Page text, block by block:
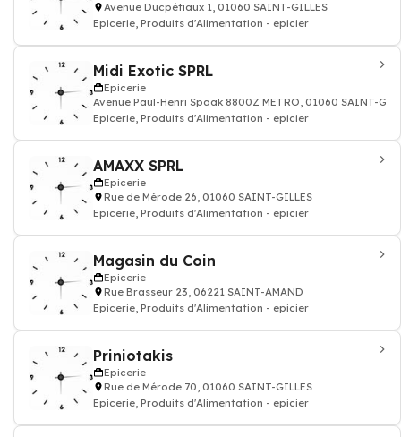
Avenue Ducpétiaux 1, 01060 SAINT-GILLES
Epicerie, Produits d'Alimentation - epicier
Midi Exotic SPRL
Epicerie
Avenue Paul-Henri Spaak 8800Z METRO, 01060 SAINT-
Epicerie, Produits d'Alimentation - epicier
AMAXX SPRL
Epicerie
Rue de Mérode 26, 01060 SAINT-GILLES
Epicerie, Produits d'Alimentation - epicier
Magasin du Coin
Epicerie
Rue Brasseur 23, 06221 SAINT-AMAND
Epicerie, Produits d'Alimentation - epicier
Priniotakis
Epicerie
Rue de Mérode 70, 01060 SAINT-GILLES
Epicerie, Produits d'Alimentation - epicier